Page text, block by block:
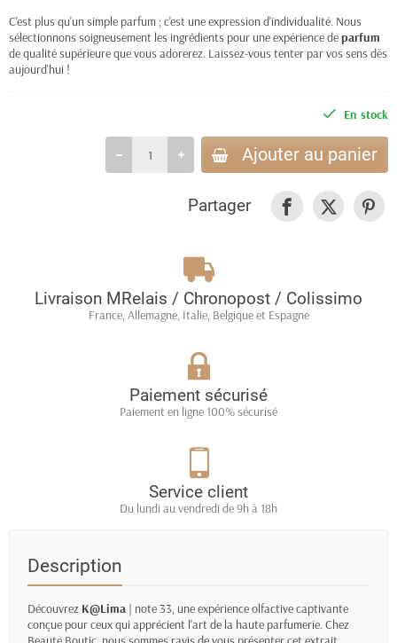
C'est plus qu'un simple parfum ; c'est une expression d'individualité. Nous
sélectionnons soigneusement les ingrédients pour une expérience deparfum
de qualité supérieure que vous adorerez. Laissez-vous tenter par vos sens dès
aujourd'hui !
En stock
Ajouter au panier
Partager
Livraison MRelais / Chronopost / Colissimo
France, Allemagne, Italie, Belgique et Espagne
Paiement sécurisé
Paiement en ligne 100% sécurisé
Service client
Du lundi au vendredi de 9h à 18h
Description
Découvrez K@Lima | note 33, une expérience olfactive captivante
conçue pour ceux qui apprécient l'art de la haute parfumerie. Chez